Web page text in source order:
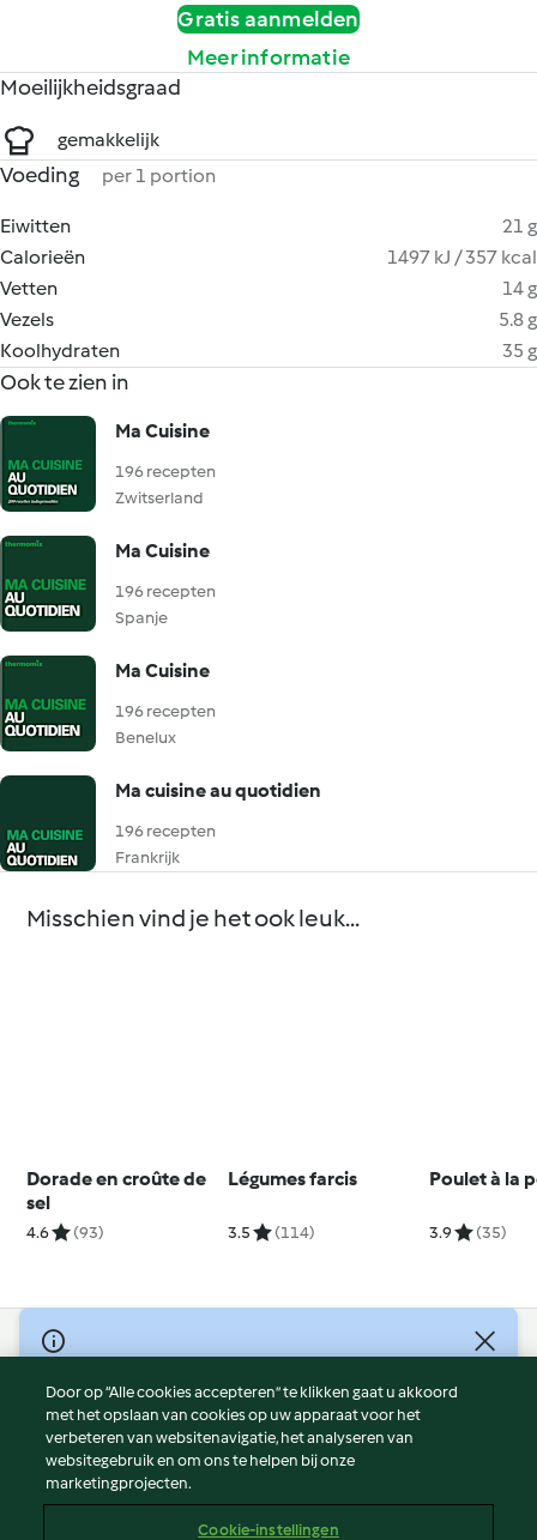
Gratis aanmelden
Meer informatie
Moeilijkheidsgraad
gemakkelijk
Voeding per 1 portion
Eiwitten
21 g
Calorieën
1497 kJ / 357 kcal
Vetten
14 g
Vezels
5.8 g
Koolhydraten
35 g
Ook te zien in
Ma Cuisine
196 recepten
Zwitserland
Ma Cuisine
196 recepten
Spanje
Ma Cuisine
196 recepten
Benelux
Ma cuisine au quotidien
196 recepten
Frankrijk
Misschien vind je het ook leuk...
Dorade en croûte de
sel
4.6 (93)
Légumes farcis
3.5 (114)
Poulet à la
3.9 (35)
© Copyright 2026
Gebruiksvoorwaarden
Privacybeleid
Disclaimer
Colofon
Door op “Alle cookies accepteren” te klikken gaat u akkoord
met het opslaan van cookies op uw apparaat voor het
verbeteren van websitenavigatie, het analyseren van
websitegebruik en om ons te helpen bij onze
marketingprojecten.
Cookie-instellingen